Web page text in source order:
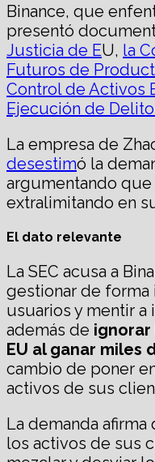
Binance, que
presentó
Justicia de EU, la
Futuros de
Control de Activos
Ejecución de
La empresa de
desestimó la
argumentando
extralimitando en
El dato relevante
La SEC acusa a
gestionar de
usuarios y mentir a
además de ignorar
EU alganar miles
cambio de poner
activos de sus
La demanda
los activos de sus